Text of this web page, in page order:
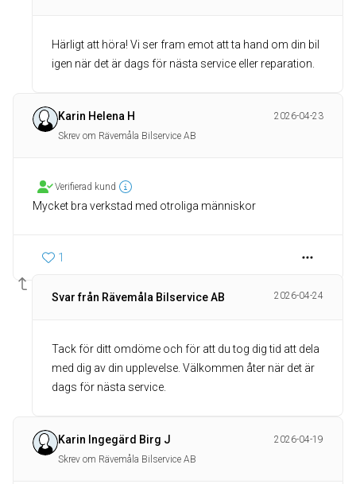
Härligt att höra! Vi ser fram emot att ta hand om din bil
igen när det är dags för nästa service eller reparation.
Karin Helena H
2026-04-23
Skrev om Rävemåla Bilservice AB
Verifierad kund
Mycket bra verkstad med otroliga människor
1
Svar från Rävemåla Bilservice AB 2026-04-24
Tack för ditt omdöme och för att du tog dig tid att dela
med dig av din upplevelse. Välkommen åter när det är
dags för nästa service.
Karin Ingegärd Birg J
2026-04-19
Skrev om Rävemåla Bilservice AB